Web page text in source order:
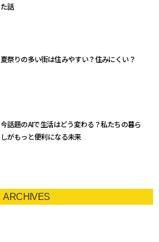
た話
夏祭りの多い街は住みやすい？住みにくい？
今話題のAIで生活はどう変わる？私たちの暮ら
しがもっと便利になる未来
ARCHIVES